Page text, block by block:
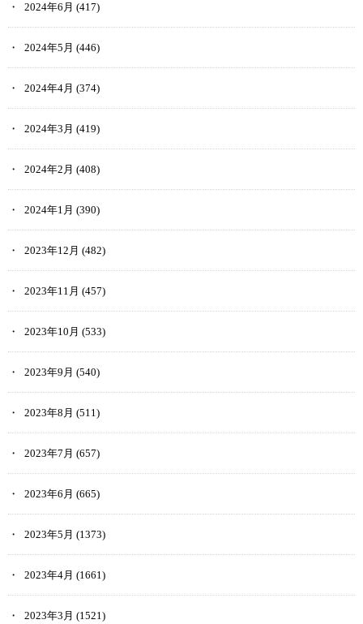
2024年6月 (417)
2024年5月 (446)
2024年4月 (374)
2024年3月 (419)
2024年2月 (408)
2024年1月 (390)
2023年12月 (482)
2023年11月 (457)
2023年10月 (533)
2023年9月 (540)
2023年8月 (511)
2023年7月 (657)
2023年6月 (665)
2023年5月 (1373)
2023年4月 (1661)
2023年3月 (1521)